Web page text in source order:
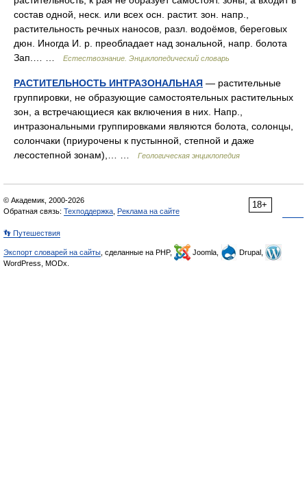
состав одной, неск. или всех осн. растит. зон. напр.,
растительность речных наносов, разл. водоёмов, береговых
дюн. Иногда И. р. преобладает над зональной, напр. болота
Зап.… …
Естествознание. Энциклопедический словарь
РАСТИТЕЛЬНОСТЬ ИНТРАЗОНАЛЬНАЯ — растительные
группировки, не образующие самостоятельных растительных
зон, а встречающиеся как включения в них. Напр.,
интразональными группировками являются болота, солонцы,
солончаки (приурочены к пустынной, степной и даже
лесостепной зонам),… …
Геологическая энциклопедия
18+
© Академик, 2000-2026
Обратная связь: Техподдержка Реклама на сайте
👣 Путешествия
Экспорт словарей на сайты , сделанные на PHP, Joomla,
Drupal,
WordPress, MODx.